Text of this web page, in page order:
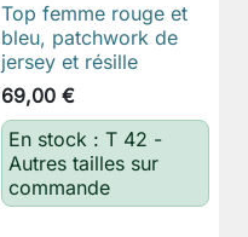
Top femme rouge et
bleu, patchwork de
jersey et résille
69,00 €
En stock : T 42 -
Autres tailles sur
commande